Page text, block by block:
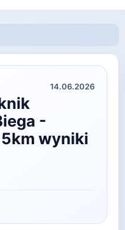
14.06.2026
-
wyniki